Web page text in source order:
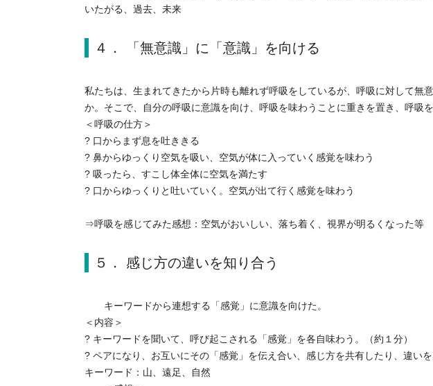
いたがる、過去、未来
４． 「無意識」に「意識」を向ける
私たちは、生まれてきたから片時も離れず呼吸をしているが、呼吸に対し
か。そこで、自分の呼吸に意識を向け、呼吸を味わうことに重きを置き、呼吸
＜呼吸の仕方＞
? 口からまず息を吐ききる
? 鼻からゆっくり空気を吸い、空気が体に入っていく感覚を味わう
? 吸ったら、すこし体全体に空気を満たす
? 口からゆっくりと吐いていく。空気が出て行く感覚を味わう
⇒呼吸を感じてみた感想：空気がおいしい、落ち着く、視界が明るくなった等
５． 感じ方の違いを知り合う
キーワードから連想する「感覚」に意識を向けた。
＜内容＞
? キーワードを聞いて、呼び起こされる「感覚」を各自味わう。（約１分）
? ペアになり、お互いにその「感覚」を伝え合い、感じ方を共有したり、違いを
キーワード：山、遠足、自然